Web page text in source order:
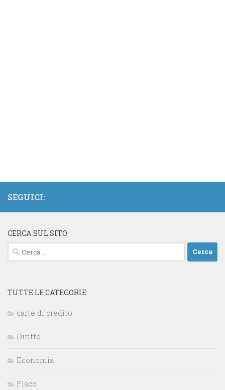
SEGUICI:
CERCA SUL SITO
Ricerca
per:
TUTTE LE CATEGORIE
carte di credito
Diritto
Economia
Fisco